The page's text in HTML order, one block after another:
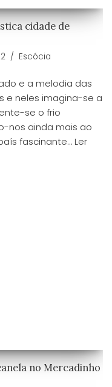
cidade de
Escócia
e a melodia das
e neles imagina-se a
se o frio
nos ainda mais ao
fascinante…Ler
no Mercadinho